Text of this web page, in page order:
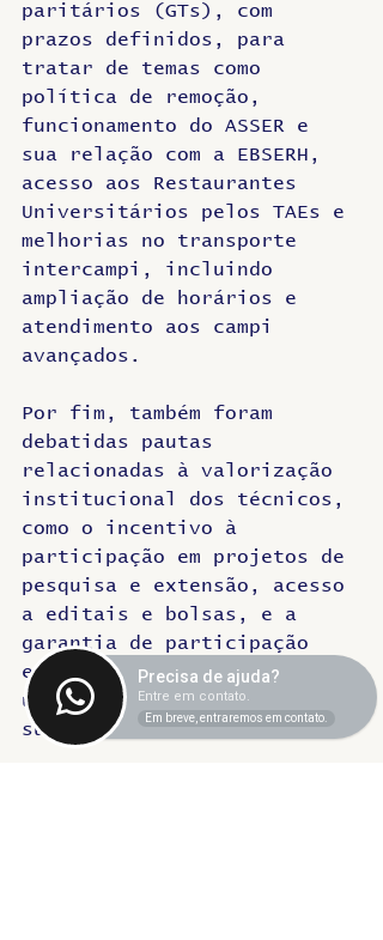
paritários (GTs), com
prazos definidos, para
tratar de temas como
política de remoção,
funcionamento do ASSER e
sua relação com a EBSERH,
acesso aos Restaurantes
Universitários pelos TAEs e
melhorias no transporte
intercampi, incluindo
ampliação de horários e
atendimento aos campi
avançados.
Por fim, também foram
debatidas pautas
relacionadas à valorização
institucional dos técnicos,
como o incentivo à
participação em projetos de
pesquisa e extensão, acesso
a editais e bolsas, e a
garantia de participação
efetiva nos conselhos das
unidades e instâncias
superiores da universidade.
Precisa de ajuda?
Entre em contato.
Em breve, entraremos em contato.